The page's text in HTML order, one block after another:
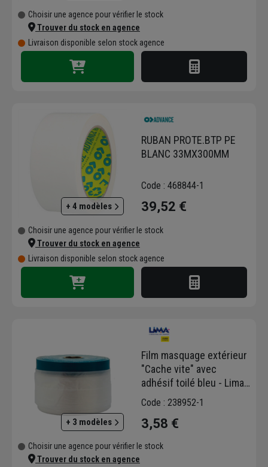
Choisir une agence pour vérifier le stock
Trouver du stock en agence
Livraison disponible selon stock agence
+ 4 modèles
RUBAN PROTE.BTP PE
BLANC 33MX300MM
Code : 468844-1
39,52 €
Choisir une agence pour vérifier le stock
Trouver du stock en agence
Livraison disponible selon stock agence
+ 3 modèles
Film masquage extérieur
"Cache vite" avec
adhésif toilé bleu - Lima -
Largeur 55,0 CM -
Rouleau de 20,00 M
Code : 238952-1
3,58 €
Choisir une agence pour vérifier le stock
Trouver du stock en agence